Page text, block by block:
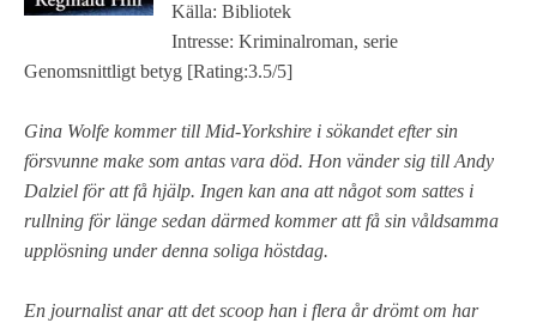
Källa: Bibliotek
Intresse: Kriminalroman, serie
Genomsnittligt betyg [Rating:3.5/5]
Gina Wolfe kommer till Mid-Yorkshire i sökandet efter sin
försvunne make som antas vara död. Hon vänder sig till Andy
Dalziel för att få hjälp. Ingen kan ana att något som sattes i
rullning för länge sedan därmed kommer att få sin våldsamma
upplösning under denna soliga höstdag.
En journalist anar att det scoop han i flera år drömt om har